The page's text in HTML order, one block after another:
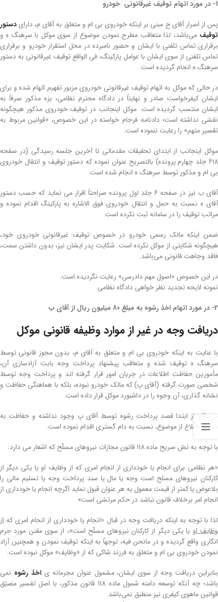
1- در مورد اتهام توقیف غیرقانونی
خودرو
پس از اصرار آقای ح مبنی بر اینکه خودروی بی ام و متعلق به آقای م، دارایدستور
توقیف می‌باشد، لذا متعاقب مطرح نمودن موضوع از سوی موکل با سرهنگ ه و
برقراری تماس تلفنی با ایشان و حضور نامبرده در محل استقرار خودرو و برقراری
تماس تلفنی از سوی ایشان با عوامل پارکینگ، فی الواقع توقیف غیرقانونی به دستور
سرهنگ ه انجام گردیده است.
در حالی که موکل به اتهام توقیف غیرقانونی خودروی مزبور تفهیم اتهام شده و برای
ایشان کیفرخواست صادر و نهایتاً در دادگاه محترم نظامی، بزه مذکور صرفاً به
ایشان منتسب گردیده است. موکل اینجانب در توقیف خودروی مذکور هیچگونه
نقشی نداشته است؛ دادنامه فرجام خواسته در این خصوص، «قوانین مربوط به
تقصیر متهم» را رعایت ننموده است.
موکل اینجانب از ابتدای تحقیقات مقدماتی تا آخرین جلسه رسیدگی (در صفحه
618 جلد چهارم پرونده) بالتصریح عنوان نموده که دستور توقیف و انتقال خودروی
بی ام و مذکور توسط سرهنگ ه انجام شده است.
آقای ب نیز در صفحه 6 جلد اول پرونده صراحتاً اقرار می نماید که حسب دستور
آقای ه نسبت به حمل و انتقال خودروی فوق الاشاره به پارکینگ اقدام نموده و
مراتب توقیف را در سامانه ثبت نکرده است.
ضمن اینکه مالک رسمی خودرو در خصوص توقیف غیرقانونی خودروی خود،
هیچگونه شکایتی از موکل نکرده است. شکایت پدر ایشان نیز، بدون داشتن سمت،
فاقد وجاهت قانونی می‌باشد.
در این خصوص «اصول مهم دادرسی» رعایت نگردیده است.
نمونه لایحه تجدید نظر خواهی دادگاه نظامی
2- در مورد اتهام اخذ رشوه به مبلغ 80 میلیون ریال از آقای ب
دریافت وجه در غیر از موارد وظیفه قانونی موکل
با عنایت به اینکه خودروی بی ام و متعلق به آقای م، بدون مجوز قانونی توسط
سرهنگ ه توقیف شده و متعاقب پیشنهاد پرداخت وجه بابت آزادسازی آن،
مأمورین حفاظت اطلاعات در جریان امور قرار گرفته اند و پرداخت وجه توسط
شخصی صورت گرفته (آقای پ) که مالک خودرو نبوده، بلکه با هماهنگی حفاظت و
نشانه گذاری، آن وجوه را در داشبورد موکل قرار داده است.
در واقع از ابتدا قصد پرداخت رشوه توسط آقای پ وجود نداشته و حفاظت به
محض اطلاع از موضوع، نسبت به دام گستری اقدام نموده است.
با توجه به نصّ صریح ماده 118 قانون مجازات نیروهای مسلّح که اشعار می دارد:
«هر نظامی برای انجام یا خودداری از انجام امری که از وظایف او یا یکی ‌دیگر از
کارکنان نیروهای مسلح است وجه یا مال یا سند پرداخت وجه یا تسلیم مالی را
‌بلاعوض یا کمتر از قیمت معمول به هر عنوان قبول نماید اگرچه انجام یا خودداری از
‌انجام امر برخلاف قانون نباشد در حکم مرتشی است»
لذا با توجه به اینکه دریافت وجه در قبال «انجام یا خودداری از انجام امری که از
وظایف اویا یکی ‌دیگر از کارکنان نیروهای مسلّح است»، از سوی مقنن مورد جرم
انگاری واقع گردیده و در مانحن فیه، توجهاً به اینکه توقیف نمودن و همچنین آزاد
نمودن خودروی بی ام و متعلق به فرزند شاکی که از «وظایف» موکل نبوده است.
بنابراین دریافت وجه از سوی ایشان، مشمول عنوان مجرمانه یاخذ رشوه نمی
باشد؛ چه آنکه توسعه دامنه شمول ماده 118 قانون مذکور، با اصل تفسیر مضیّق
قوانین ماهوی کیفری نیز منطبق نمی‌باشد.